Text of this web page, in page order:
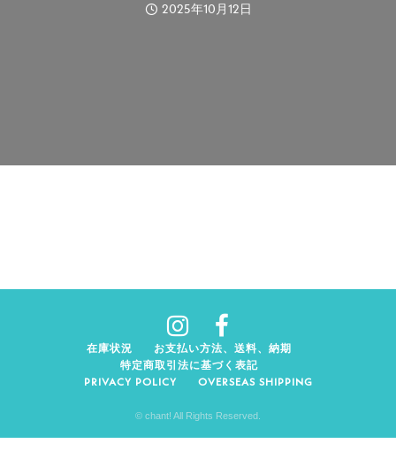
2025年10月12日
在庫状況
お支払い方法、送料、納期
特定商取引法に基づく表記
PRIVACY POLICY
OVERSEAS SHIPPING
© chant! All Rights Reserved.